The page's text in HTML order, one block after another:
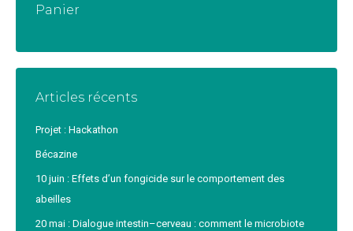
Panier
Articles récents
Projet : Hackathon
Bécazine
10 juin : Effets d’un fongicide sur le comportement des
abeilles
20 mai : Dialogue intestin–cerveau : comment le microbiote